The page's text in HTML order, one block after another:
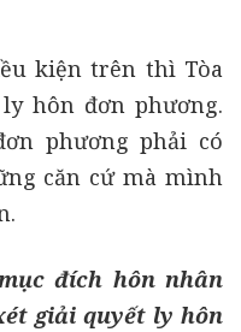
kiện trên thì Tòa
hôn đơn phương.
phương phải có
căn cứ mà mình
đích hôn nhân
giải quyết ly hôn